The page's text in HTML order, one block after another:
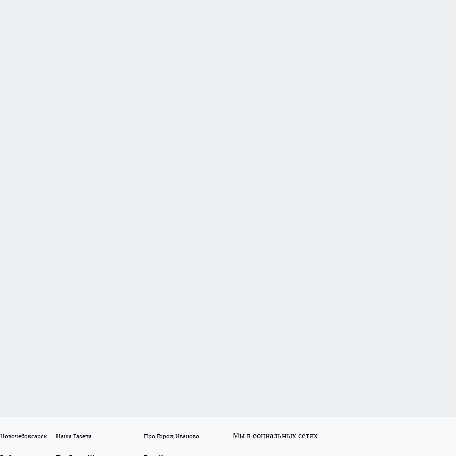
Наша Газета Про Город Иваново Мы в социальных сетях